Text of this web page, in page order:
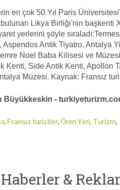
en çok 50.Yıl Paris
Likya Birliği'nin başkenti
yerlerini şöyle
Aspendos Antik Tiyatro, Antalya
Noel Baba Kilisesi ve
Kenti, Side Antik Kenti, Apollon
Müzesi. Kaynak: Fransız
Büyükkeskin -
,Fransız turistler,Ören Yeri, Turizm,
&